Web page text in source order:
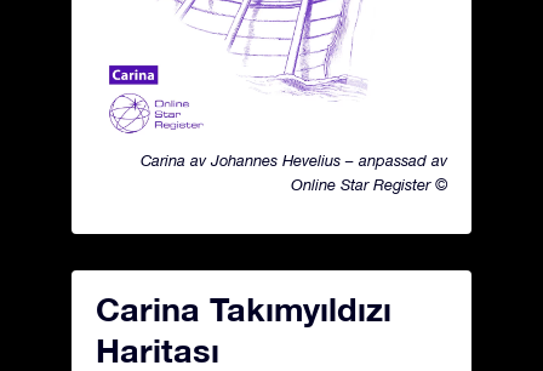
Carina av Johannes Hevelius – anpassad av
Online Star Register ©
Carina Takımyıldızı
Haritası